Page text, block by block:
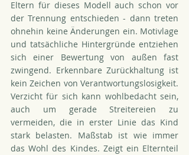
Eltern für dieses Modell auch schon vor
der Trennung entschieden - dann treten
ohnehin keine Änderungen ein. Motivlage
und tatsächliche Hintergründe entziehen
sich einer Bewertung von außen fast
zwingend. Erkennbare Zurückhaltung ist
kein Zeichen von Verantwortungslosigkeit.
Verzicht für sich kann wohlbedacht sein,
auch um gerade Streitereien zu
vermeiden, die in erster Linie das Kind
stark belasten. Maßstab ist wie immer
das Wohl des Kindes. Zeigt ein Elternteil